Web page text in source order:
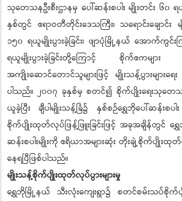
သုတေသနဦးစီးဌာနမှ ပေါ်ဆန်းစပါး မျိုးတင်း ၆၀ ရယူ
နှစ်တွင် ဧရာဝတီတိုင်းဒေသကြီး၊ သရောင်းချောင်း မ
၁၅၀ ရယူမျိုးပွားခဲ့ခြင်း၊ ဖျာပုံမြို့နယ် အောက်ကွင်
ရယူမျိုးပွားခဲ့ခြင်းတို့ကြောင့် စိုက်ဧကများ တို
အကျိုးဆောင်တောင်သူများဖြင့် မျိုးသန့်ပွားမျ
ပါသည်။ ၂၀၀၇ ခုနှစ်မှ စတင်၍ စိုက်ပျိုးရေးသုတေသနဦ
ယူခဲ့ပြီး ချီပါမျိုးသန့်ခြံ၌ နှစ်စဉ်ရွှေဘိုပေါ်ဆန်းစပါး
စိုက်ပျိုးထုတ်လုပ်ဖြန့်ဖြူးခြင်းဖြင့် အခုအချိန်တွင်
ဆန်းစပါးမျိုးကို ဧရိယာအများဆုံး တိုးချဲ့စိုက်ပျို
နေရပြီဖြစ်ပါသည်။
မျိုးသန့်စိုက်ပျိုးထုတ်လုပ်ပွားများမှု
ရွှေဘိုမြို့နယ် သီးလုံးကျေးရွာ၌ စတင်စမ်းသပ်စိုက်